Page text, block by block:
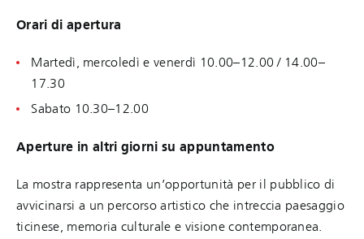
Orari di apertura
Martedì, mercoledì e venerdì 10.00–12.00 / 14.00–
17.30
Sabato 10.30–12.00
Aperture in altri giorni su appuntamento
La mostra rappresenta un’opportunità per il pubblico di
avvicinarsi a un percorso artistico che intreccia paesaggio
ticinese, memoria culturale e visione contemporanea.